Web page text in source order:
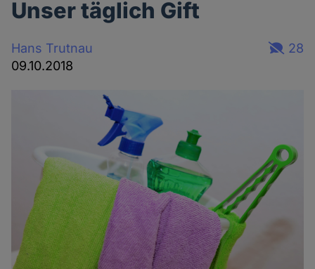
Unser täglich Gift
Hans Trutnau
09.10.2018
28